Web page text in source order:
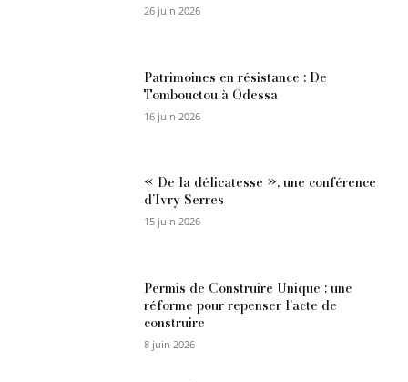
26 juin 2026
Patrimoines en résistance : De
Tombouctou à Odessa
16 juin 2026
« De la délicatesse », une conférence
d’Ivry Serres
15 juin 2026
Permis de Construire Unique : une
réforme pour repenser l’acte de
construire
8 juin 2026